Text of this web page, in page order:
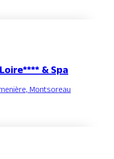
& Spa
Montsoreau